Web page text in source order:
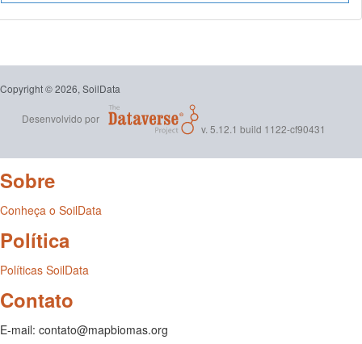
Copyright © 2026, SoilData
Desenvolvido por
v. 5.12.1 build 1122-cf90431
Sobre
Conheça o SoilData
Política
Políticas SoilData
Contato
E-mail: contato@mapbiomas.org